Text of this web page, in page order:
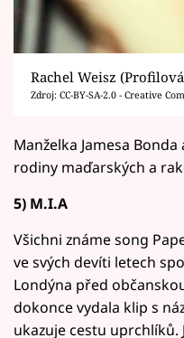
Rachel Weisz
Zdroj: CC-BY-SA-2.0 - Creative
Manželka Jamesa
rodiny maďarských a
5) M.I.A
Všichni známe song
ve svých devíti letech
Londýna před
dokonce vydala klip s
ukazuje cestu